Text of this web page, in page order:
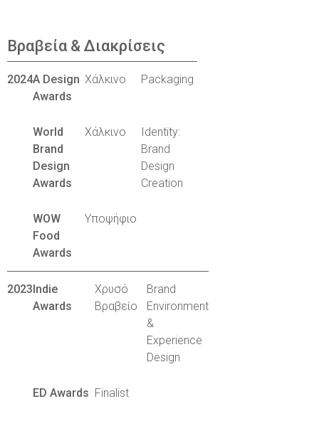
Βραβεία & Διακρίσεις
2024A Design
Awards
Χάλκινο Packaging
World
Brand
Design
Awards
Χάλκινο
Identity:
Brand
Design
Creation
WOW
Food
Awards
Υποψήφιο
2023Indie
Awards
Χρυσό
Βραβείο
Brand
Environment
&
Experience
Design
ED Awards Finalist